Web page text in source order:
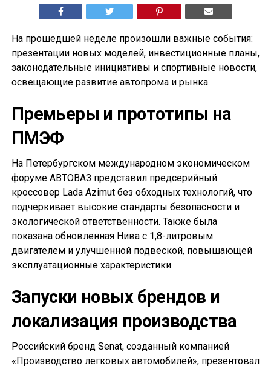
На прошедшей неделе произошли важные события:
презентации новых моделей, инвестиционные планы,
законодательные инициативы и спортивные новости,
освещающие развитие автопрома и рынка.
Премьеры и прототипы на
ПМЭФ
На Петербургском международном экономическом
форуме АВТОВАЗ представил предсерийный
кроссовер Lada Azimut без обходных технологий, что
подчеркивает высокие стандарты безопасности и
экологической ответственности. Также была
показана обновленная Нива с 1,8-литровым
двигателем и улучшенной подвеской, повышающей
эксплуатационные характеристики.
Запуски новых брендов и
локализация производства
Российский бренд Senat, созданный компанией
«Производство легковых автомобилей», презентовал